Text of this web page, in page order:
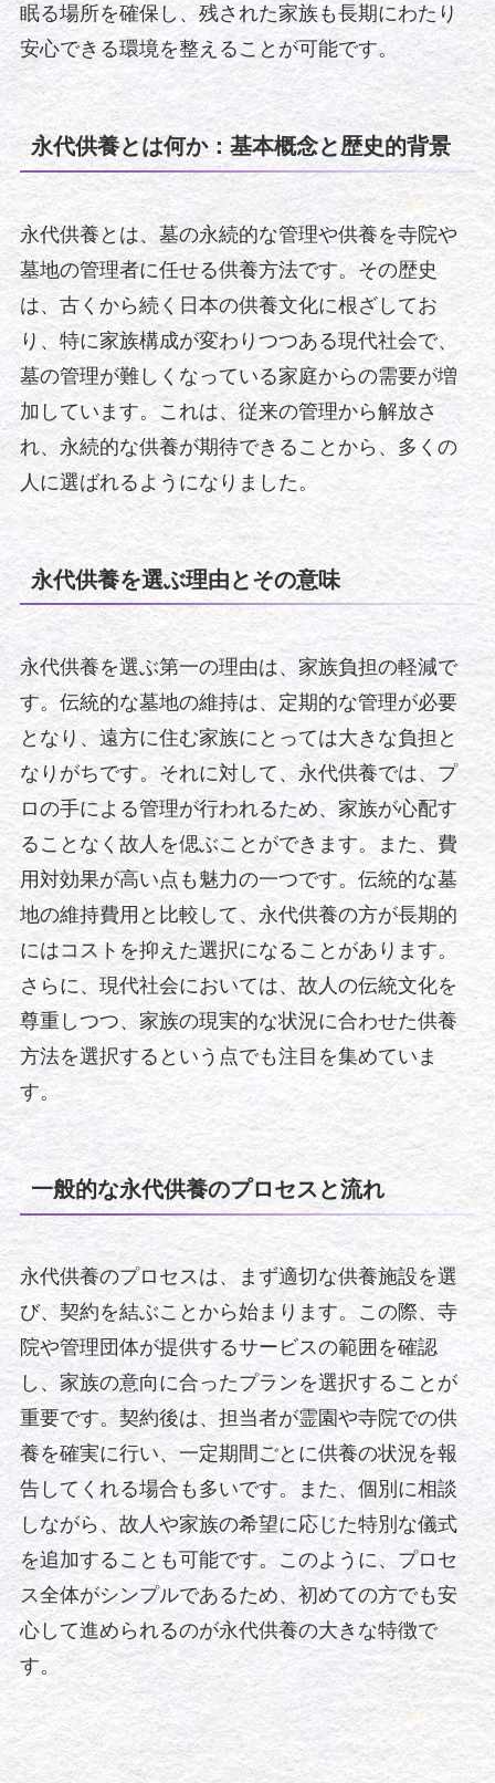
眠る場所を確保し、残された家族も長期にわたり
安心できる環境を整えることが可能です。
永代供養とは何か：基本概念と歴史的背景
永代供養とは、墓の永続的な管理や供養を寺院や
墓地の管理者に任せる供養方法です。その歴史
は、古くから続く日本の供養文化に根ざしてお
り、特に家族構成が変わりつつある現代社会で、
墓の管理が難しくなっている家庭からの需要が増
加しています。これは、従来の管理から解放さ
れ、永続的な供養が期待できることから、多くの
人に選ばれるようになりました。
永代供養を選ぶ理由とその意味
永代供養を選ぶ第一の理由は、家族負担の軽減で
す。伝統的な墓地の維持は、定期的な管理が必要
となり、遠方に住む家族にとっては大きな負担と
なりがちです。それに対して、永代供養では、プ
ロの手による管理が行われるため、家族が心配す
ることなく故人を偲ぶことができます。また、費
用対効果が高い点も魅力の一つです。伝統的な墓
地の維持費用と比較して、永代供養の方が長期的
にはコストを抑えた選択になることがあります。
さらに、現代社会においては、故人の伝統文化を
尊重しつつ、家族の現実的な状況に合わせた供養
方法を選択するという点でも注目を集めていま
す。
一般的な永代供養のプロセスと流れ
永代供養のプロセスは、まず適切な供養施設を選
び、契約を結ぶことから始まります。この際、寺
院や管理団体が提供するサービスの範囲を確認
し、家族の意向に合ったプランを選択することが
重要です。契約後は、担当者が霊園や寺院での供
養を確実に行い、一定期間ごとに供養の状況を報
告してくれる場合も多いです。また、個別に相談
しながら、故人や家族の希望に応じた特別な儀式
を追加することも可能です。このように、プロセ
ス全体がシンプルであるため、初めての方でも安
心して進められるのが永代供養の大きな特徴で
す。